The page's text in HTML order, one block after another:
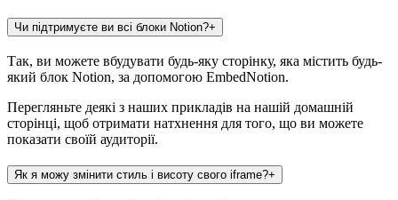
Чи підтримуєте ви всі блоки Notion?+
Так, ви можете вбудувати будь-яку сторінку, яка містить будь-
який блок Notion, за допомогою EmbedNotion.
Перегляньте деякі з наших прикладів на нашій домашній
сторінці, щоб отримати натхнення для того, що ви можете
показати своїй аудиторії.
Як я можу змінити стиль і висоту свого iframe?+